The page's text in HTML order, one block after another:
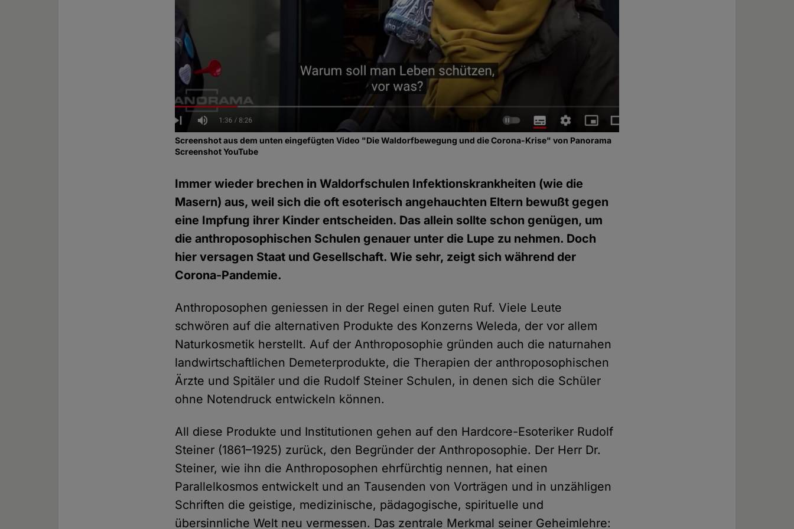
Screenshot aus dem unten eingefügten Video "Die Waldorfbewegung und die Corona-Krise" von Panorama
Screenshot YouTube
Immer wieder brechen in Waldorfschulen Infektionskrankheiten (wie die
Masern) aus, weil sich die oft esoterisch angehauchten Eltern bewußt gegen
eine Impfung ihrer Kinder entscheiden. Das allein sollte schon genügen, um
die anthroposophischen Schulen genauer unter die Lupe zu nehmen. Doch
hier versagen Staat und Gesellschaft. Wie sehr, zeigt sich während der
Corona-Pandemie.
Anthroposophen geniessen in der Regel einen guten Ruf. Viele Leute
schwören auf die alternativen Produkte des Konzerns Weleda, der vor allem
Naturkosmetik herstellt. Auf der Anthroposophie gründen auch die naturnahen
landwirtschaftlichen Demeterprodukte, die Therapien der anthroposophischen
Ärzte und Spitäler und die Rudolf Steiner Schulen, in denen sich die Schüler
ohne Notendruck entwickeln können.
All diese Produkte und Institutionen gehen auf den Hardcore-Esoteriker Rudolf
Steiner (1861–1925) zurück, den Begründer der Anthroposophie. Der Herr Dr.
Steiner, wie ihn die Anthroposophen ehrfürchtig nennen, hat einen
Parallelkosmos entwickelt und an Tausenden von Vorträgen und in unzähligen
Schriften die geistige, medizinische, pädagogische, spirituelle und
übersinnliche Welt neu vermessen. Das zentrale Merkmal seiner Geheimlehre: